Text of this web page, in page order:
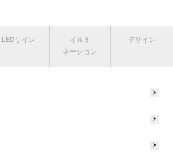
LEDサイン
イルミ
ネーション
デザイン